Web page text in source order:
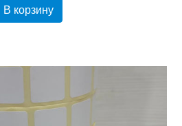
В корзину